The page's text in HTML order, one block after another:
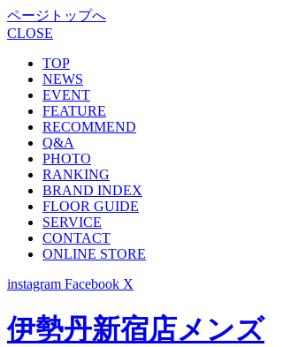
ページトップへ
CLOSE
TOP
NEWS
EVENT
FEATURE
RECOMMEND
Q&A
PHOTO
RANKING
BRAND INDEX
FLOOR GUIDE
SERVICE
CONTACT
ONLINE STORE
instagram Facebook X
伊勢丹新宿店メンズ